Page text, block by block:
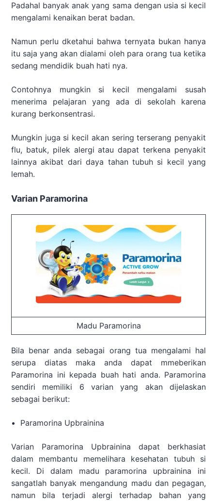
Padahal banyak anak yang sama dengan usia si kecil
mengalami kenaikan berat badan.
Namun perlu dketahui bahwa ternyata bukan hanya
itu saja yang akan dialami oleh para orang tua ketika
sedang mendidik buah hati nya.
Contohnya mungkin si kecil mengalami susah
menerima pelajaran yang ada di sekolah karena
kurang berkonsentrasi.
Mungkin juga si kecil akan sering terserang penyakit
flu, batuk, pilek alergi atau dapat terkena penyakit
lainnya akibat dari daya tahan tubuh si kecil yang
lemah.
Varian Paramorina
Madu Paramorina
Bila benar anda sebagai orang tua mengalami hal
serupa diatas maka anda dapat mmeberikan
Paramorina ini kepada buah hati anda. Paramorina
sendiri memiliki 6 varian yang akan dijelaskan
sebagai berikut:
Paramorina Upbrainina
Varian Paramorina Upbrainina dapat berkhasiat
dalam membantu memelihara kesehatan tubuh si
kecil. Di dalam madu paramorina upbrainina ini
sangatlah banyak mengandung madu dan pegagan,
namun bila terjadi alergi terhadap bahan yang